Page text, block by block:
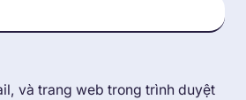
và trang web trong trình duyệt